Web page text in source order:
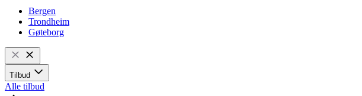
Bergen
Trondheim
Gøteborg
Tilbud
Alle tilbud